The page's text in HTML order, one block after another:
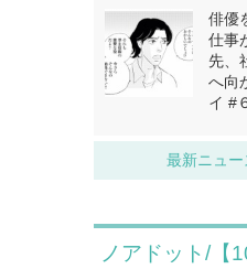
俳優
仕事
先、
へ向
イ #
最新ニュ
ノアドット/【